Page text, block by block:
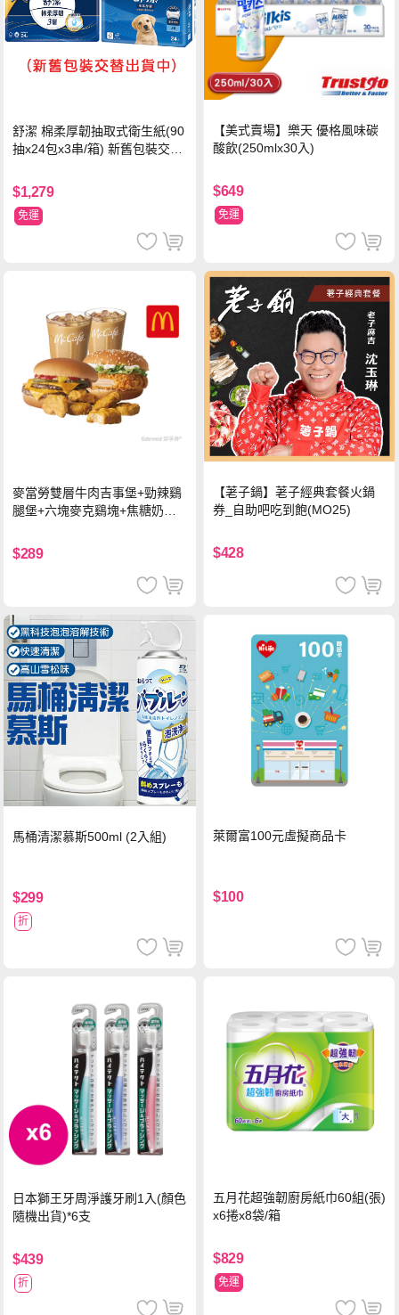
舒潔 棉柔厚韌抽取式衛生紙(90
抽x24包x3串/箱) 新舊包裝交替
$1,279
免運
【美式賣場】樂天 優格風味碳
酸飲(250mlx30入)
$649
免運
麥當勞雙層牛肉吉事堡+勁辣鷄
腿堡+六塊麥克鷄塊+焦糖奶茶
$289
【荖子鍋】荖子經典套餐火鍋
券_自助吧吃到飽(MO25)
$428
馬桶清潔慕斯500ml (2入組)
$299
折
萊爾富100元虛擬商品卡
$100
日本獅王牙周淨護牙刷1入(顏色
隨機出貨)*6支
$439
折
五月花超強韌廚房紙巾60組(張)
x6捲x8袋/箱
$829
免運